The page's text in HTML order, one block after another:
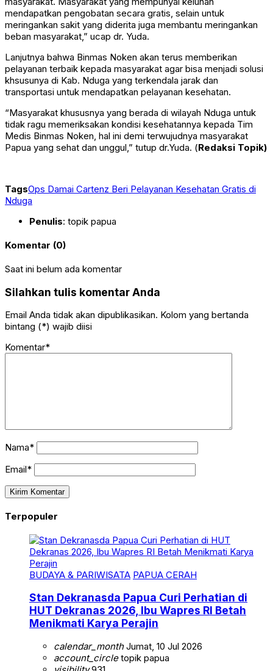
mendapatkan pengobatan secara gratis, selain untuk
meringankan sakit yang diderita juga membantu meringankan
beban masyarakat,” ucap dr. Yuda.
Lanjutnya bahwa Binmas Noken akan terus memberikan
pelayanan terbaik kepada masyarakat agar bisa menjadi solusi
khsusunya di Kab. Nduga yang terkendala jarak dan
transportasi untuk mendapatkan pelayanan kesehatan.
“Masyarakat khususnya yang berada di wilayah Nduga untuk
tidak ragu memeriksakan kondisi kesehatannya kepada Tim
Medis Binmas Noken, hal ini demi terwujudnya masyarakat
Papua yang sehat dan unggul,” tutup dr.Yuda. (Redaksi Topik)
TagsOps Damai Cartenz Beri Pelayanan Kesehatan Gratis di
Nduga
Penulis: topik papua
Komentar (0)
Saat ini belum ada komentar
Silahkan tulis komentar Anda
Email Anda tidak akan dipublikasikan. Kolom yang bertanda
bintang (*) wajib diisi
Komentar*
Nama*
Email*
Terpopuler
BUDAYA & PARIWISATA PAPUA CERAH
Stan Dekranasda Papua Curi Perhatian di
HUT Dekranas 2026, Ibu Wapres RI Betah
Menikmati Karya Perajin
calendar_monthJumat, 10 Jul 2026
account_circletopik papua